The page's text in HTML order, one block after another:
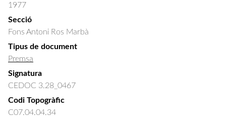
1977
Secció
Fons Antoni Ros Marbà
Tipus de document
Premsa
Signatura
CEDOC 3.28_0467
Codi Topogràfic
C07.04.04.34